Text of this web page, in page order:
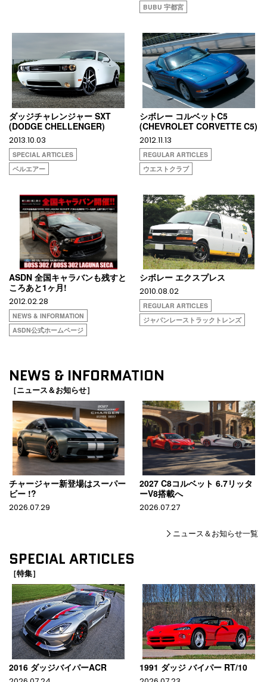
BUBU 宇都宮
ダッジチャレンジャー SXT
(DODGE CHELLENGER)
2013.10.03
SPECIAL ARTICLES
ベルエアー
シボレー コルベットC5
(CHEVROLET CORVETTE C5)
2012.11.13
REGULAR ARTICLES
ウエストクラブ
ASDN 全国キャラバンも残すと
ころあと1ヶ月!
2012.02.28
NEWS & INFORMATION
ASDN公式ホームページ
シボレー エクスプレス
2010.08.02
REGULAR ARTICLES
ジャパンレーストラックトレンズ
NEWS & INFORMATION
［ニュース＆お知らせ］
チャージャー新登場はスーパー
ビー !?
2026.07.29
2027 C8コルベット 6.7リッタ
ーV8搭載へ
2026.07.27
ニュース＆お知らせ一覧
SPECIAL ARTICLES
［特集］
2016 ダッジバイパーACR 1991 ダッジ バイパー RT/10